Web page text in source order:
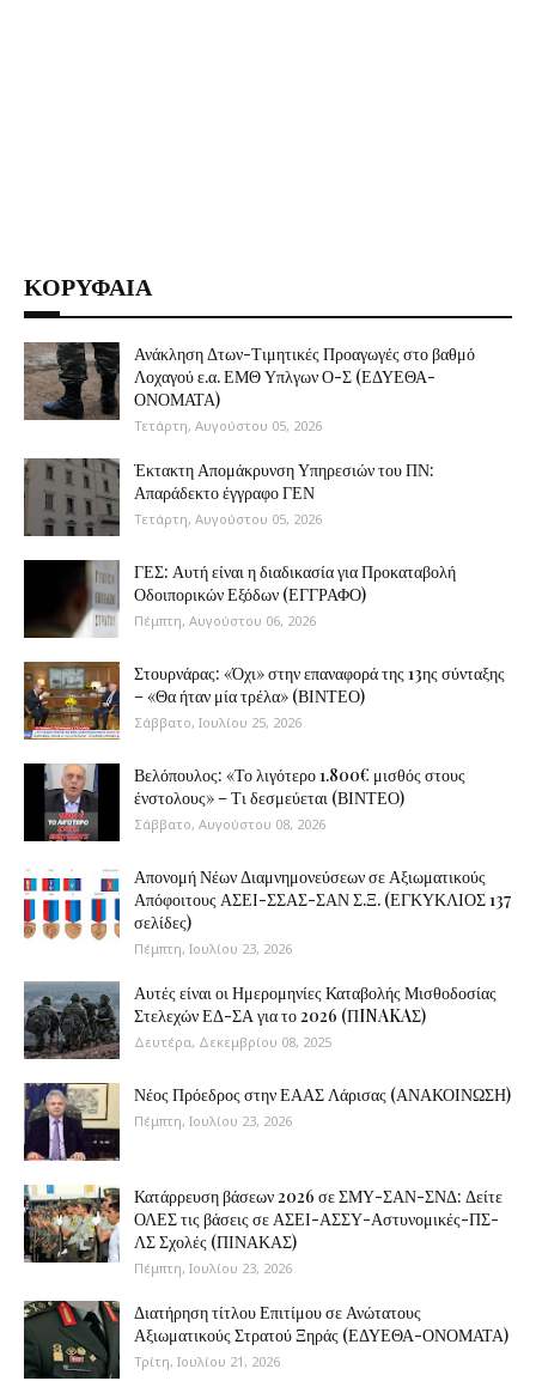
ΚΟΡΥΦΑΙΑ
Ανάκληση Δτων-Τιμητικές Προαγωγές στο βαθμό
Λοχαγού ε.α. ΕΜΘ Υπλγων Ο-Σ (ΕΔΥΕΘΑ-
ΟΝΟΜΑΤΑ)
Τετάρτη, Αυγούστου 05, 2026
Έκτακτη Απομάκρυνση Υπηρεσιών του ΠΝ:
Απαράδεκτο έγγραφο ΓΕΝ
Τετάρτη, Αυγούστου 05, 2026
ΓΕΣ: Αυτή είναι η διαδικασία για Προκαταβολή
Οδοιπορικών Εξόδων (ΕΓΓΡΑΦΟ)
Πέμπτη, Αυγούστου 06, 2026
Στουρνάρας: «Όχι» στην επαναφορά της 13ης σύνταξης
– «Θα ήταν μία τρέλα» (ΒΙΝΤΕΟ)
Σάββατο, Ιουλίου 25, 2026
Βελόπουλος: «Το λιγότερο 1.800€ μισθός στους
ένστολους» – Τι δεσμεύεται (ΒΙΝΤΕΟ)
Σάββατο, Αυγούστου 08, 2026
Απονομή Νέων Διαμνημονεύσεων σε Αξιωματικούς
Απόφοιτους ΑΣΕΙ-ΣΣΑΣ-ΣΑΝ Σ.Ξ. (ΕΓΚΥΚΛΙΟΣ 137
σελίδες)
Πέμπτη, Ιουλίου 23, 2026
Αυτές είναι οι Ημερομηνίες Καταβολής Μισθοδοσίας
Στελεχών ΕΔ-ΣΑ για το 2026 (ΠINAKAΣ)
Δευτέρα, Δεκεμβρίου 08, 2025
Νέος Πρόεδρος στην ΕΑΑΣ Λάρισας (ΑΝΑΚΟΙΝΩΣΗ)
Πέμπτη, Ιουλίου 23, 2026
Κατάρρευση βάσεων 2026 σε ΣΜΥ-ΣΑΝ-ΣΝΔ: Δείτε
ΟΛΕΣ τις βάσεις σε ΑΣΕΙ-ΑΣΣΥ-Αστυνομικές-ΠΣ-
ΛΣ Σχολές (ΠΙΝΑΚΑΣ)
Πέμπτη, Ιουλίου 23, 2026
Διατήρηση τίτλου Επιτίμου σε Ανώτατους
Αξιωματικούς Στρατού Ξηράς (ΕΔΥΕΘΑ-ΟΝΟΜΑΤΑ)
Τρίτη, Ιουλίου 21, 2026